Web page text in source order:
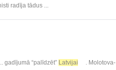
radīja tādus ...
gadījumā “palīdzēt” Latvijai
. Molotova-